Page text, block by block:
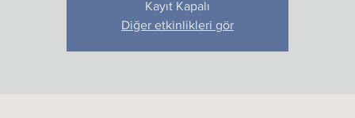
Kayıt Kapalı
Diğer etkinlikleri gör